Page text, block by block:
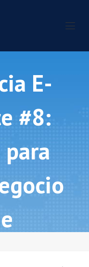
E-
#8:
para